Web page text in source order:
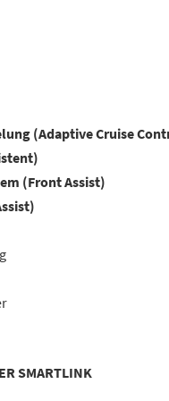
(Adaptive Cruise
(Front Assist)
SMARTLINK